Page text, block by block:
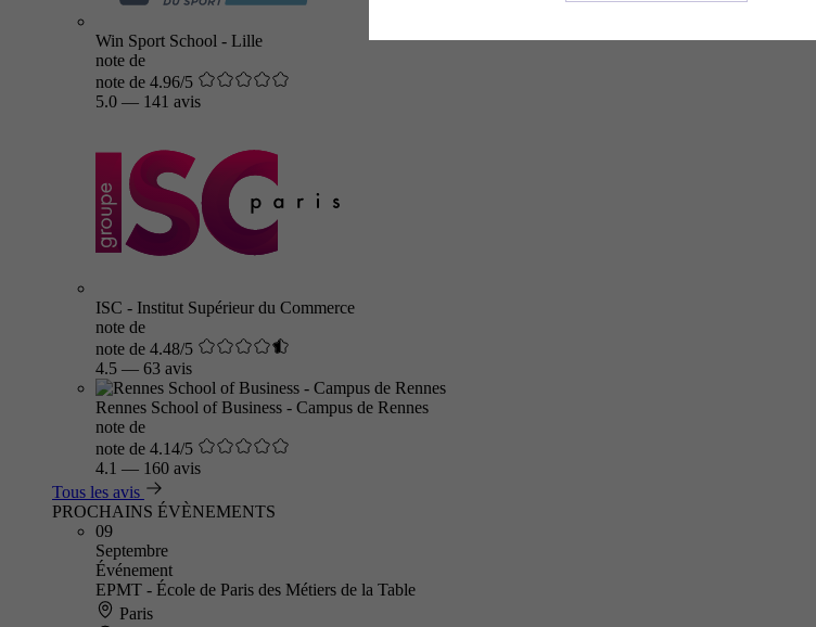
Win Sport School - Lille
note de
note de 4.96/5
5.0 — 141 avis
ISC - Institut Supérieur du Commerce
note de
note de 4.48/5
4.5 — 63 avis
Rennes School of Business - Campus de Rennes
note de
note de 4.14/5
4.1 — 160 avis
Tous les avis
PROCHAINS ÉVÈNEMENTS
09
Septembre
Événement
EPMT - École de Paris des Métiers de la Table
Paris